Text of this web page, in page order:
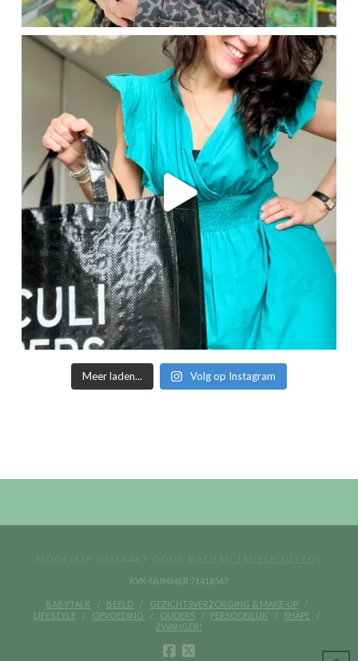
Meer laden... Volg op Instagram
KVK-NUMMER 71418547
BABYTALK BEELD
GEZICHTSVERZORGING & MAKE-UP
LIFESTYLE
OPVOEDING OUDERS PERSOONLIJK
SHAPE
ZWANGER!